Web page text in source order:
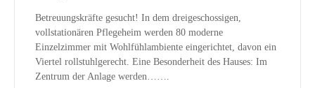
Betreuungskräfte gesucht! In dem dreigeschossigen,
vollstationären Pflegeheim werden 80 moderne
Einzelzimmer mit Wohlfühlambiente eingerichtet, davon ein
Viertel rollstuhlgerecht. Eine Besonderheit des Hauses: Im
Zentrum der Anlage werden…….